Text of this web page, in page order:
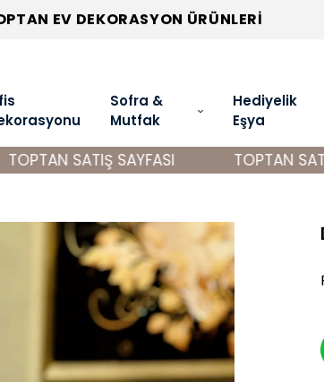
EV DEKORASYON ÜRÜNLERİ
Sofra &
Mutfak
Hediyelik
Eşya
TOPTAN SATIŞ SAYFASI TOPTAN